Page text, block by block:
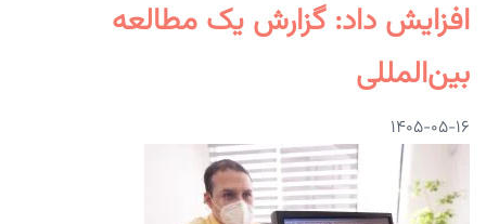
افزایش داد: گزارش یک مطالعه
بین‌المللی
۱۴۰۵-۰۵-۱۶